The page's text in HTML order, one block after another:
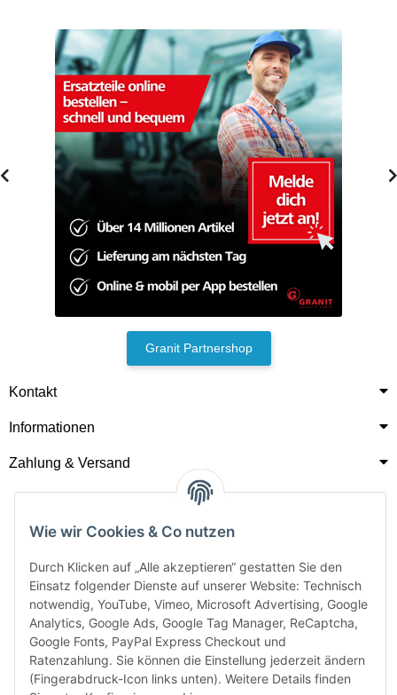
Wie wir Cookies & Co nutzen
Durch Klicken auf „Alle akzeptieren“ gestatten Sie den
Einsatz folgender Dienste auf unserer Website: Technisch
notwendig, YouTube, Vimeo, Microsoft Advertising, Google
Analytics, Google Ads, Google Tag Manager, ReCaptcha,
Google Fonts, PayPal Express Checkout und
Ratenzahlung. Sie können die Einstellung jederzeit ändern
(Fingerabdruck-Icon links unten). Weitere Details finden
Granit Partnershop
Kontakt
Informationen
Zahlung & Versand